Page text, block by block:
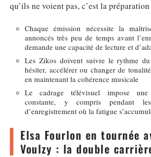
qu’ils ne voient pas, c’est la
Chaque émission nécessite la
annoncés très peu de temps avant
demande une capacité de lecture et
Les Zikos doivent suivre le rythme
hésiter, accélérer ou changer de
en maintenant la cohérence musicale
Le cadrage télévisuel impose une
constante, y compris pendant
d’enregistrement où la fatigue
Elsa Fourlon en tournée
Voulzy : la double